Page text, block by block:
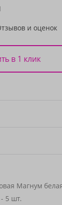
и оценок
в 1 клик
Магнум
- 5 шт.